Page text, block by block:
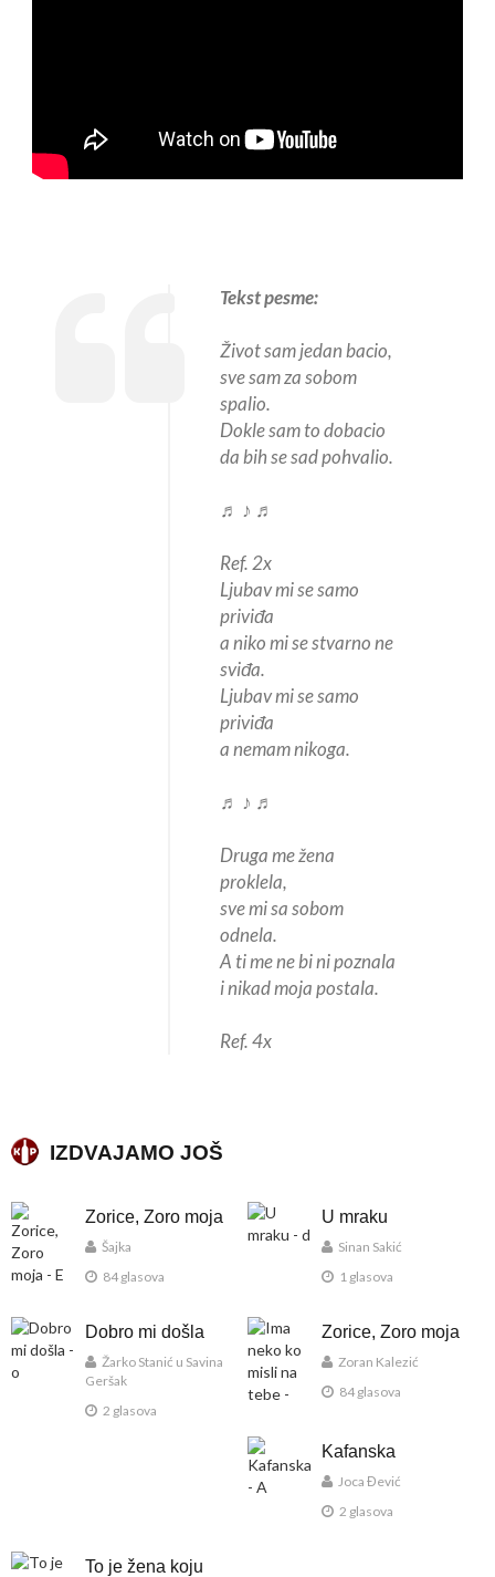
Tekst pesme:
Život sam jedan bacio,
sve sam za sobom
spalio.
Dokle sam to dobacio
da bih se sad pohvalio.
♬ ♪ ♬
Ref. 2x
Ljubav mi se samo
priviđa
a niko mi se stvarno ne
sviđa.
Ljubav mi se samo
priviđa
a nemam nikoga.
♬ ♪ ♬
Druga me žena
proklela,
sve mi sa sobom
odnela.
A ti me ne bi ni poznala
i nikad moja postala.
Ref. 4x
IZDVAJAMO JOŠ
Zorice, Zoro moja
Šajka
84 glasova
U mraku
Sinan Sakić
1 glasova
Dobro mi došla
Žarko Stanić u Savina
Geršak
2 glasova
Zorice, Zoro moja
Zoran Kalezić
84 glasova
Kafanska
Joca Đević
2 glasova
To je žena koju